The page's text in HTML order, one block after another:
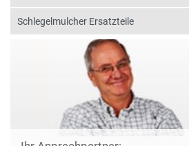
Schlegelmulcher Ersatzteile